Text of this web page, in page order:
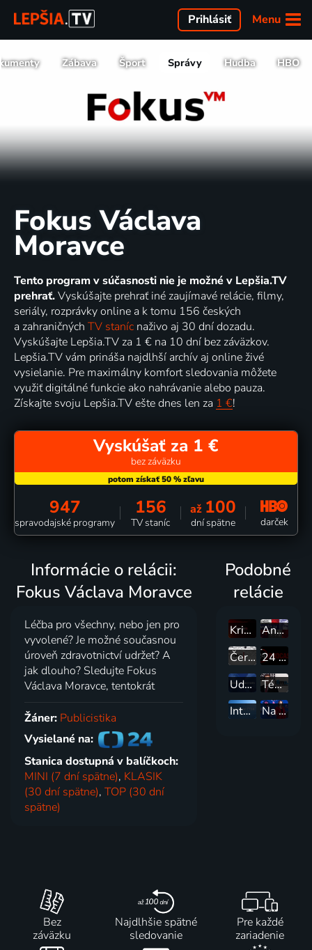
Menu
Prihlásiť
Zábava Šport Správy Hudba HBO
Fokus Václava
Moravce
Tento program v súčasnosti nie je možné v Lepšia.TV
prehrať.Vyskúšajte prehrať iné zaujímavé relácie, filmy,
seriály, rozprávky online a k tomu 156 českých
a zahraničných TV staníc naživo aj 30 dní dozadu.
Vyskúšajte Lepšia.TV za 1 € na 10 dní bez záväzkov.
Lepšia.TV vám prináša najdlhší archív aj online živé
vysielanie. Pre maximálny komfort sledovania môžete
využiť digitálné funkcie ako nahrávanie alebo pauza.
Získajte svoju Lepšia.TV ešte dnes len za 1 €!
Vyskúšať za 1 €
bez záväzku
947
spravodajské programy
156
TV staníc
až 100
dní spätne darček
Informácie o relácii:
Fokus Václava Moravce
Léčba pro všechny, nebo jen pro
vyvolené? Je možné současnou
úroveň zdravotnictví udržet? A
jak dlouho? Sledujte Fokus
Václava Moravce, tentokrát
Žáner: Publicistika
Vysielané na:
Stanica dostupná v balíčkoch:
MINI (7 dní spätne), KLASIK
(30 dní spätne),TOP (30 dní
spätne)
Podobné
relácie
Krimi
Analýzy 24
Černé ovce
24 Podcast
Události, komentáře
Téma
Interview ČT24
Na vaší straně
Bez
záväzku
Najdlhšie spätné
sledovanie
Pre každé
zariadenie